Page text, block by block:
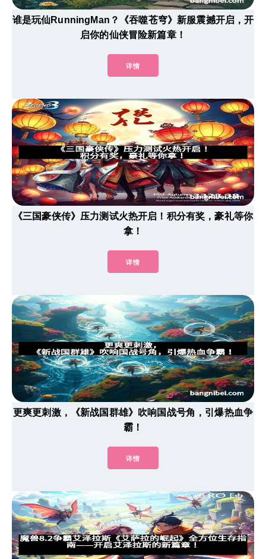
谁是玩仙RunningMan？《吞噬苍穹》新服震撼开启，开
启你的仙侠冒险新篇章！
详情
《三国豪侠传》压力测试火热开启！积分有奖，豪礼等你
拿！
详情
更爽更刺激，《新战国群雄》吹响国战号角，引爆热血争
霸！
详情